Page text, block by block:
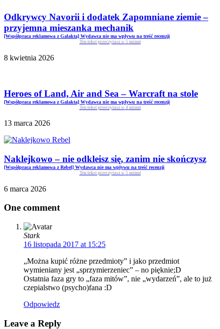
Odkrywcy Navorii i dodatek Zapomniane ziemie –
przyjemna mieszanka mechanik
[Współpraca reklamowa z Galakta] Wydawca nie ma wpływu na treść recenzji
Ten tekst przeczytasz w 5 minut
8 kwietnia 2026
Heroes of Land, Air and Sea – Warcraft na stole
[Współpraca reklamowa z Galakta] Wydawca nie ma wpływu na treść recenzji
Ten tekst przeczytasz w 4 minut
13 marca 2026
Naklejkowo – nie odkleisz się, zanim nie skończysz
[Współpraca reklamowa z Rebel] Wydawca nie ma wpływu na treść recenzji
Ten tekst przeczytasz w 5 minut
6 marca 2026
One comment
Stark
16 listopada 2017 at 15:25
„Można kupić różne przedmioty” i jako przedmiot
wymieniany jest „sprzymierzeniec” – no pięknie;D
Ostatnia faza gry to „faza mitów”, nie „wydarzeń”, ale to już
czepialstwo (psycho)fana :D
Odpowiedz
Leave a Reply